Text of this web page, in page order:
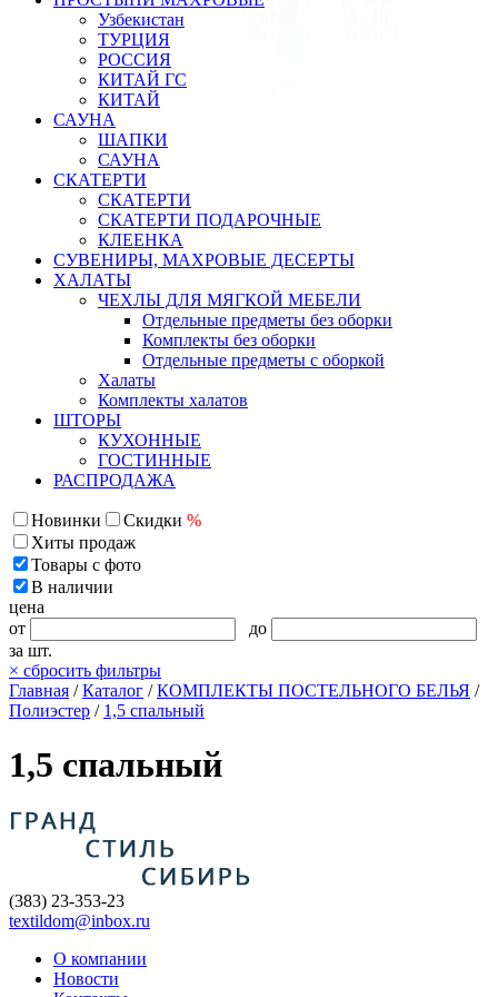
Узбекистан
ТУРЦИЯ
РОССИЯ
КИТАЙ ГС
КИТАЙ
САУНА
ШАПКИ
САУНА
СКАТЕРТИ
СКАТЕРТИ
СКАТЕРТИ ПОДАРОЧНЫЕ
КЛЕЕНКА
СУВЕНИРЫ, МАХРОВЫЕ ДЕСЕРТЫ
ХАЛАТЫ
ЧЕХЛЫ ДЛЯ МЯГКОЙ МЕБЕЛИ
Отдельные предметы без оборки
Комплекты без оборки
Отдельные предметы с оборкой
Халаты
Комплекты халатов
ШТОРЫ
КУХОННЫЕ
ГОСТИННЫЕ
РАСПРОДАЖА
Новинки Скидки %
Хиты продаж
Товары с фото
В наличии
цена
от
до
за шт.
× сбросить фильтры
Главная /Каталог /КОМПЛЕКТЫ ПОСТЕЛЬНОГО БЕЛЬЯ /
Полиэстер / 1,5 спальный
1,5 спальный
(383) 23-353-23
textildom@inbox.ru
О компании
Новости